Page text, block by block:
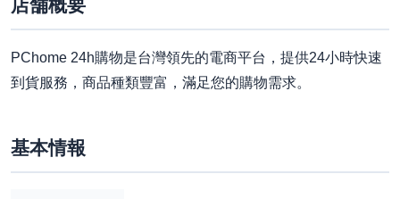
店舗概要
PChome 24h購物是台灣領先的電商平台，提供24小時快速
到貨服務，商品種類豐富，滿足您的購物需求。
基本情報